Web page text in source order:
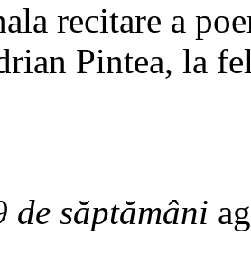
recitare a
Pintea, la
de săptămâni